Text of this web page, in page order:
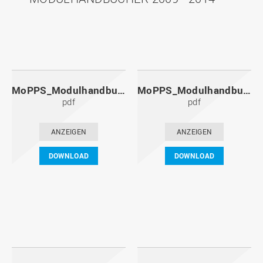
MoPPS_Modulhandbuch_20141201.pdf
pdf
ANZEIGEN
DOWNLOAD
MoPPS_Modulhandbuch_20140601.pdf
pdf
ANZEIGEN
DOWNLOAD